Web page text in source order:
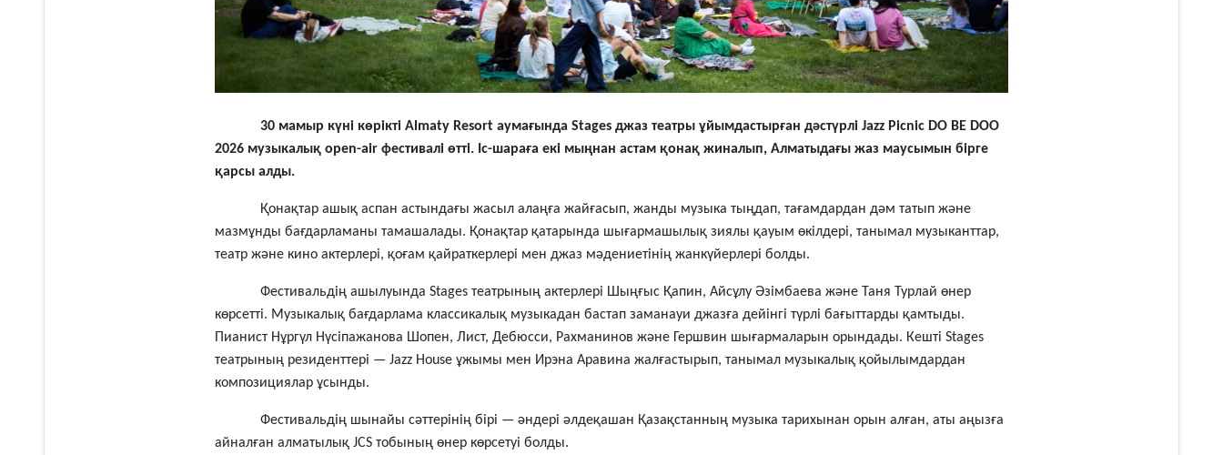
30 мамыр күні көрікті Almaty Resort аумағында Stages джаз театры ұйымдастырған дәстүрлі Jazz Picnic DO BE DOO
2026 музыкалық open-air фестивалі өтті. Іс-шараға екі мыңнан астам қонақ жиналып, Алматыдағы жаз маусымын бірге
қарсы алды.
Қонақтар ашық аспан астындағы жасыл алаңға жайғасып, жанды музыка тыңдап, тағамдардан дәм татып және
мазмұнды бағдарламаны тамашалады. Қонақтар қатарында шығармашылық зиялы қауым өкілдері, танымал музыканттар,
театр және кино актерлері, қоғам қайраткерлері мен джаз мәдениетінің жанкүйерлері болды.
Фестивальдің ашылуында Stages театрының актерлері Шыңғыс Қапин, Айсұлу Әзімбаева және Таня Турлай өнер
көрсетті. Музыкалық бағдарлама классикалық музыкадан бастап заманауи джазға дейінгі түрлі бағыттарды қамтыды.
Пианист Нұргүл Нүсіпажанова Шопен, Лист, Дебюсси, Рахманинов және Гершвин шығармаларын орындады. Кешті Stages
театрының резиденттері — Jazz House ұжымы мен Ирэна Аравина жалғастырып, танымал музыкалық қойылымдардан
композициялар ұсынды.
Фестивальдің шынайы сәттерінің бірі — әндері әлдеқашан Қазақстанның музыка тарихынан орын алған, аты аңызға
айналған алматылық JCS тобының өнер көрсетуі болды.